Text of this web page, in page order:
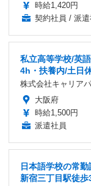
時給1,420円
契約社員 / 派遣
私立高等学校/英
4h・扶養内/土日
株式会社キャリア
大阪府
時給1,500円
派遣社員
日本語学校の常
新宿三丁目駅徒歩